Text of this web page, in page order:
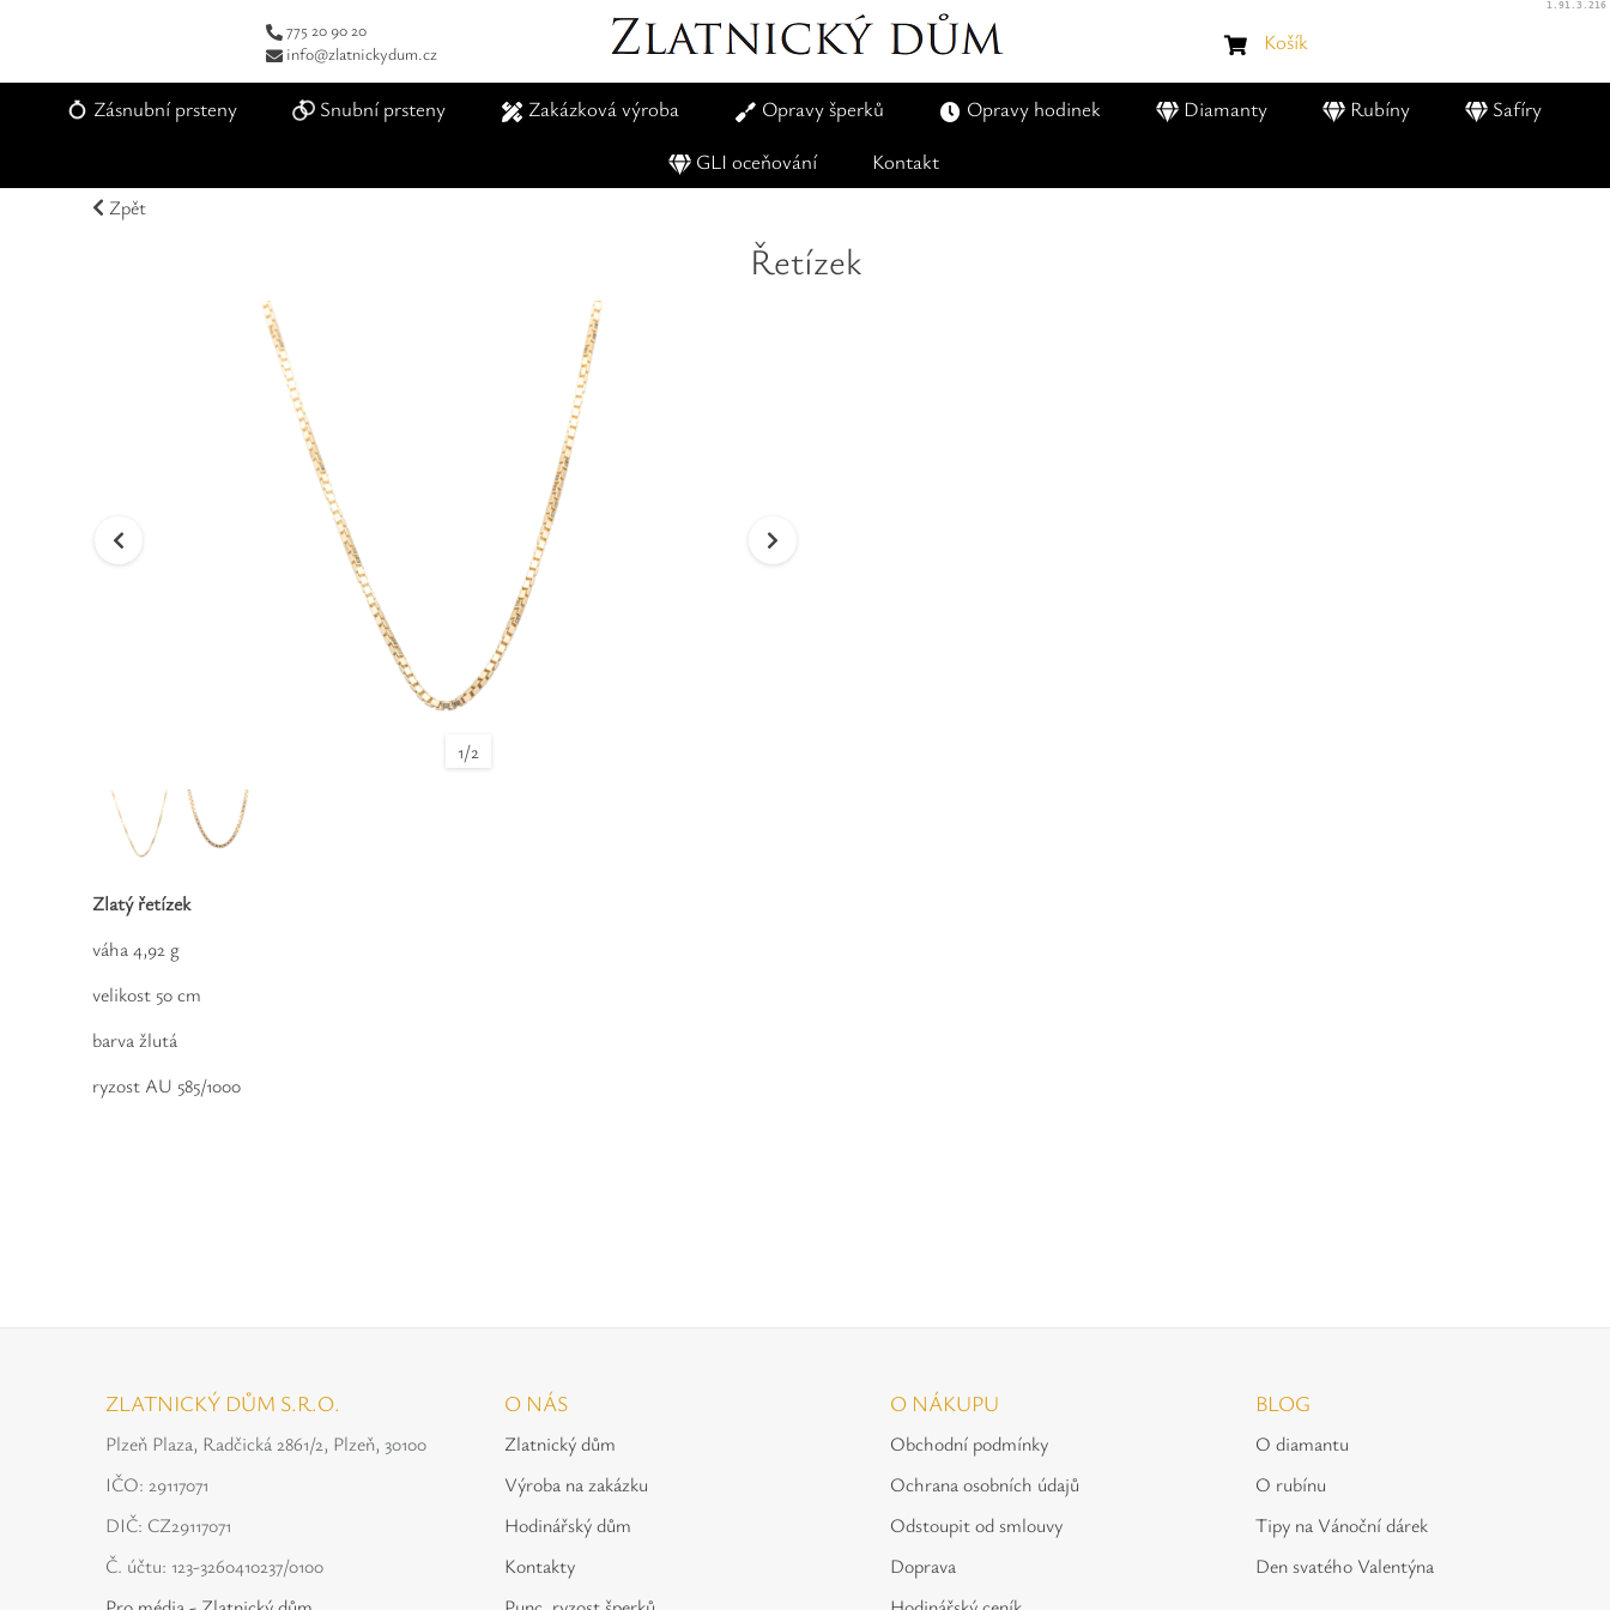
775 20 90 20
info@zlatnickydum.cz
Zásnubní prsteny Snubní prsteny Zakázková výroba Opravy šperků Opravy hodinek Diamanty Rubíny
Safíry
GLI oceňování
Kontakt
Košík
1.91.3.216
Zpět
Řetízek
1/2
Zlatý řetízek
váha 4,92 g
velikost 50 cm
barva žlutá
ryzost AU 585/1000
ZLATNICKÝ DŮM S.R.O.
Plzeň Plaza, Radčická 2861/2, Plzeň, 30100
IČO: 29117071
DIČ: CZ29117071
Č. účtu: 123-3260410237/0100
O NÁS
Zlatnický dům
Výroba na zakázku
Hodinářský dům
Kontakty
O NÁKUPU
Obchodní podmínky
Ochrana osobních údajů
Odstoupit od smlouvy
Doprava
BLOG
O diamantu
O rubínu
Tipy na Vánoční dárek
Den svatého Valentýna